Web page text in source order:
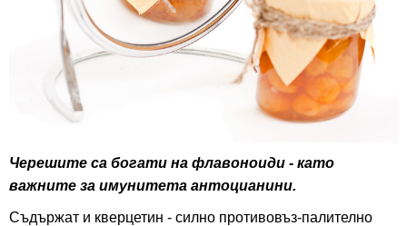
Черешите са богати на флавоноиди - като
важните за имунитета антоцианини.
Съдържат и кверцетин - силно противовъз-палително